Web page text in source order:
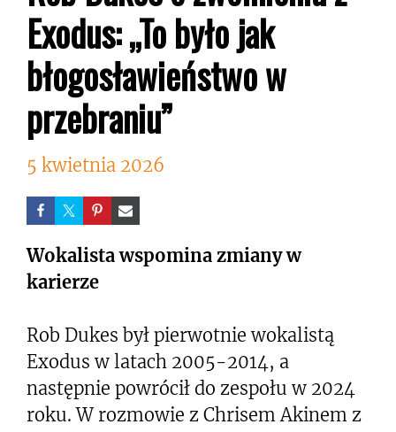
Exodus: „To było jak
błogosławieństwo w
przebraniu”
5 kwietnia 2026
Wokalista wspomina zmiany w
karierze
Rob Dukes był pierwotnie wokalistą
Exodus w latach 2005-2014, a
następnie powrócił do zespołu w 2024
roku. W rozmowie z Chrisem Akinem z